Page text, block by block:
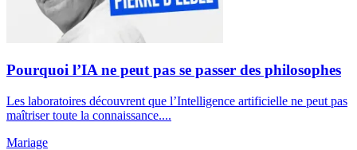
Pourquoi l’IA ne peut pas se passer des philosophes
Les laboratoires découvrent que l’Intelligence artificielle ne peut pas
maîtriser toute la connaissance....
Mariage